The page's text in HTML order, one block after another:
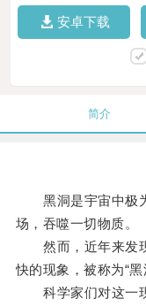
安卓下载
简介
黑洞是宇宙中极为
场，吞噬一切物质。
然而，近年来发现
快的现象，被称为“黑
科学家们对这一现